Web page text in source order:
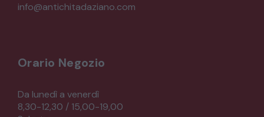
info@antichitadaziano.com
Orario Negozio
Da lunedì a venerdì
8,30-12,30 / 15,00-19,00